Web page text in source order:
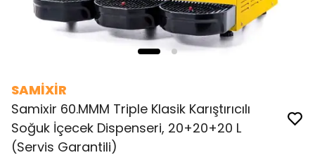
SAMİXİR
Samixir 60.MMM Triple Klasik Karıştırıcılı
Soğuk İçecek Dispenseri, 20+20+20 L
(Servis Garantili)